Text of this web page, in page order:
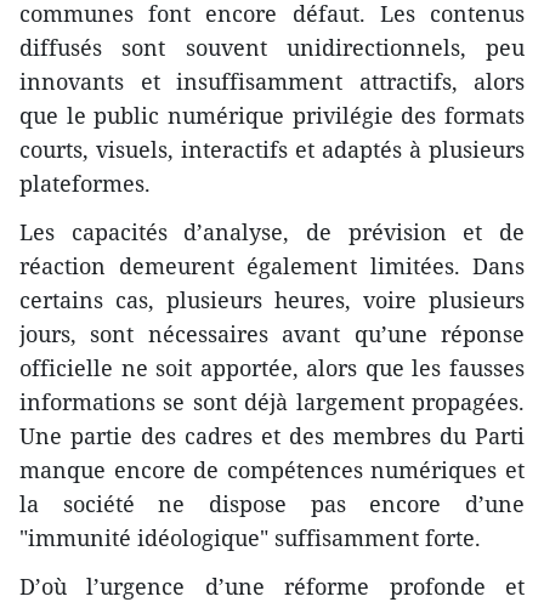
communes font encore défaut. Les contenus
diffusés sont souvent unidirectionnels, peu
innovants et insuffisamment attractifs, alors
que le public numérique privilégie des formats
courts, visuels, interactifs et adaptés à plusieurs
plateformes.
Les capacités d’analyse, de prévision et de
réaction demeurent également limitées. Dans
certains cas, plusieurs heures, voire plusieurs
jours, sont nécessaires avant qu’une réponse
officielle ne soit apportée, alors que les fausses
informations se sont déjà largement propagées.
Une partie des cadres et des membres du Parti
manque encore de compétences numériques et
la société ne dispose pas encore d’une
"immunité idéologique" suffisamment forte.
D’où l’urgence d’une réforme profonde et